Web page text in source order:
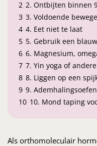
2 2. Ontbijten binnen
3 3. Voldoende
4 4. Eet niet te laat
5 5. Gebruik een
6 6. Magnesium,
7 7. Yin yoga of
8 8. Liggen op een
9 9.
10 10. Mond taping
Als orthomoleculair